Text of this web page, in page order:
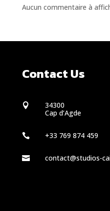
Aucun commentaire à
Contact Us

34300
Cap d’Agde
 +33 769 874 459
 contact@studios-